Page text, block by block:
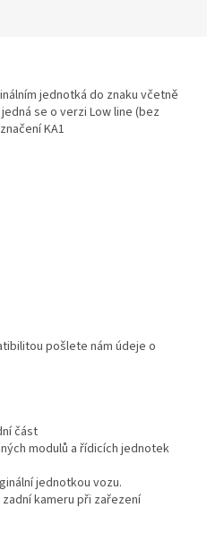
jednotká do znaku včetně
se o verzi Low line (bez
KA1
pošlete nám údeje o
část
modulů a řídicích jednotek
jednotkou vozu.
kameru při zařezení